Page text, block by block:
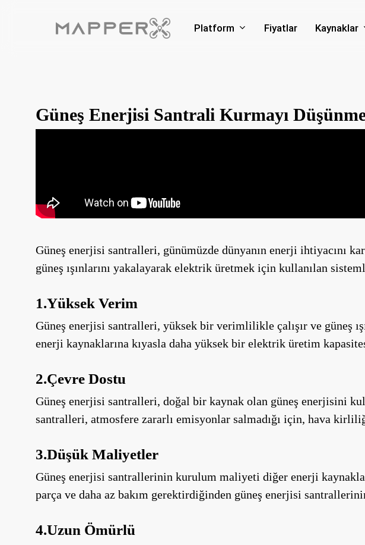
Platform Fiyatlar Kaynaklar
Güneş Enerjisi Santrali Kurmayı
Güneş enerjisi santralleri, günümüzde dünyanın enerji ihtiyacını
güneş ışınlarını yakalayarak elektrik üretmek için kullanılan
1.Yüksek Verim
Güneş enerjisi santralleri, yüksek bir verimlilikle çalışır ve güneş
enerji kaynaklarına kıyasla daha yüksek bir elektrik üretim
2.Çevre Dostu
Güneş enerjisi santralleri, doğal bir kaynak olan güneş enerjisini
santralleri, atmosfere zararlı emisyonlar salmadığı için, hava
3.Düşük Maliyetler
Güneş enerjisi santrallerinin kurulum maliyeti diğer enerji
parça ve daha az bakım gerektirdiğinden güneş enerjisi
4.Uzun Ömürlü